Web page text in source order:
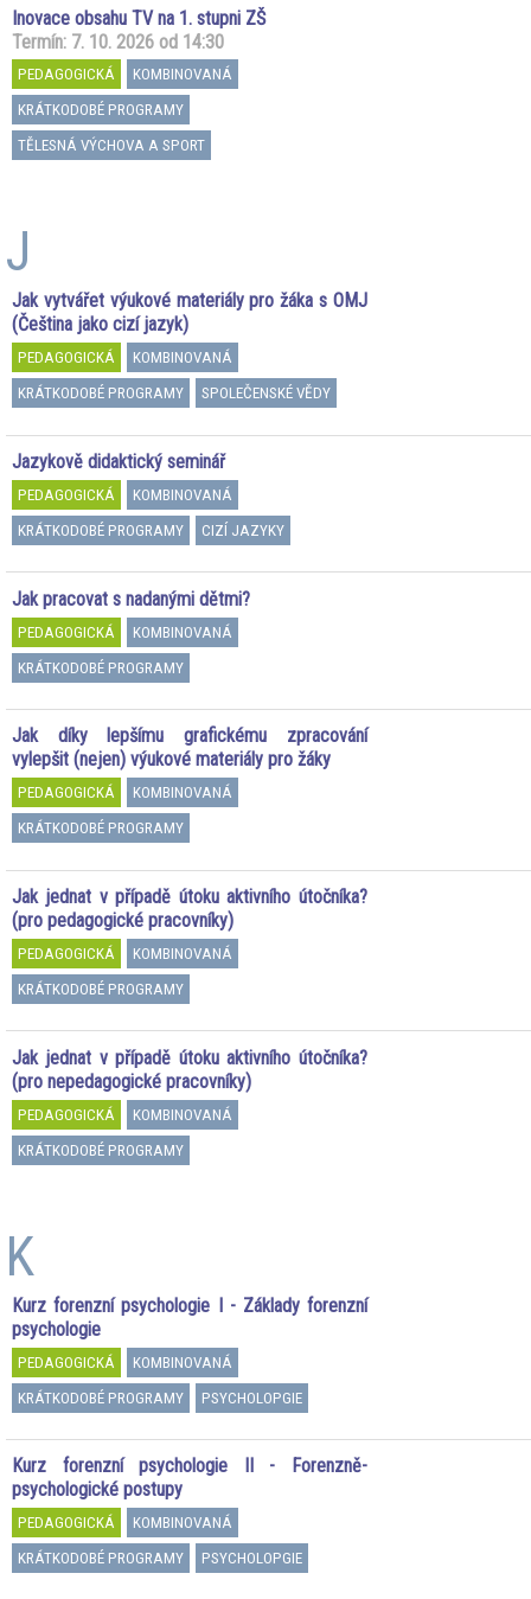
Inovace obsahu TV na 1. stupni ZŠ
Termín: 7. 10. 2026 od 14:30
PEDAGOGICKÁ
KOMBINOVANÁ
KRÁTKODOBÉ PROGRAMY
TĚLESNÁ VÝCHOVA A SPORT
J
Jak vytvářet výukové materiály pro žáka s OMJ
(Čeština jako cizí jazyk)
PEDAGOGICKÁ
KOMBINOVANÁ
KRÁTKODOBÉ PROGRAMY
SPOLEČENSKÉ VĚDY
Jazykově didaktický seminář
PEDAGOGICKÁ
KOMBINOVANÁ
KRÁTKODOBÉ PROGRAMY
CIZÍ JAZYKY
Jak pracovat s nadanými dětmi?
PEDAGOGICKÁ
KOMBINOVANÁ
KRÁTKODOBÉ PROGRAMY
Jak díky lepšímu grafickému zpracování
vylepšit (nejen) výukové materiály pro žáky
PEDAGOGICKÁ
KOMBINOVANÁ
KRÁTKODOBÉ PROGRAMY
Jak jednat v případě útoku aktivního útočníka?
(pro pedagogické pracovníky)
PEDAGOGICKÁ
KOMBINOVANÁ
KRÁTKODOBÉ PROGRAMY
Jak jednat v případě útoku aktivního útočníka?
(pro nepedagogické pracovníky)
PEDAGOGICKÁ
KOMBINOVANÁ
KRÁTKODOBÉ PROGRAMY
K
Kurz forenzní psychologie I - Základy forenzní
psychologie
PEDAGOGICKÁ
KOMBINOVANÁ
KRÁTKODOBÉ PROGRAMY
PSYCHOLOPGIE
Kurz forenzní psychologie II - Forenzně-
psychologické postupy
PEDAGOGICKÁ
KOMBINOVANÁ
KRÁTKODOBÉ PROGRAMY
PSYCHOLOPGIE